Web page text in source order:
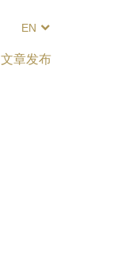
EN
文章发布